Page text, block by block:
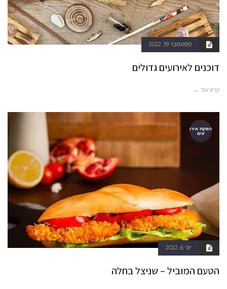
ספטמבר 19, 2022
דוכנים לאירועים גדולים
קרא עוד ←
הפקת אירו
עים
יוני 6, 2022
הטעם המוביל – שניצל בחלה